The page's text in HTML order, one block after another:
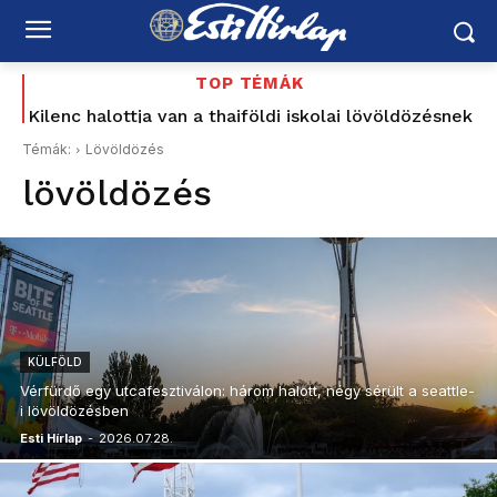
TOP TÉMÁK
Kilenc halottja van a thaiföldi iskolai lövöldözésnek
Tata 1956: a sortűz története, amely most Baka
Andrásig ért – korabeli MTV Híradó-felvétellel –
Témák: Lövöldözés
lövöldözés
KÜLFÖLD
Vérfürdő egy utcafesztiválon: három halott, négy sérült a seattle-
i lövöldözésben
Esti Hírlap - 2026.07.28.